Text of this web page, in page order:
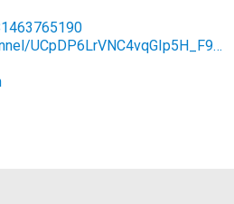
UCpDP6LrVNC4vqGIp5H_F9p